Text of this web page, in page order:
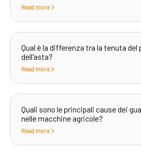
Read more
Qual è la differenza tra la tenuta
dell'asta?
Read more
Quali sono le principali cause dei
nelle macchine agricole?
Read more